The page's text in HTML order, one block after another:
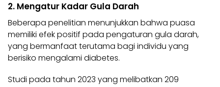
2. Mengatur Kadar Gula Darah
Beberapa penelitian menunjukkan bahwa puasa
memiliki efekpositif pada pengaturan gula darah,
yang bermanfaat terutama bagi individu yang
berisiko mengalami diabetes.
Studi pada tahun 2023 yang melibatkan 209